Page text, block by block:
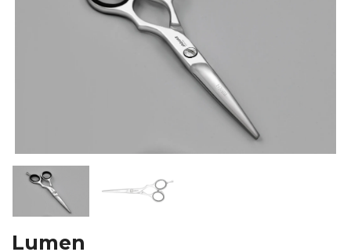
Lumen